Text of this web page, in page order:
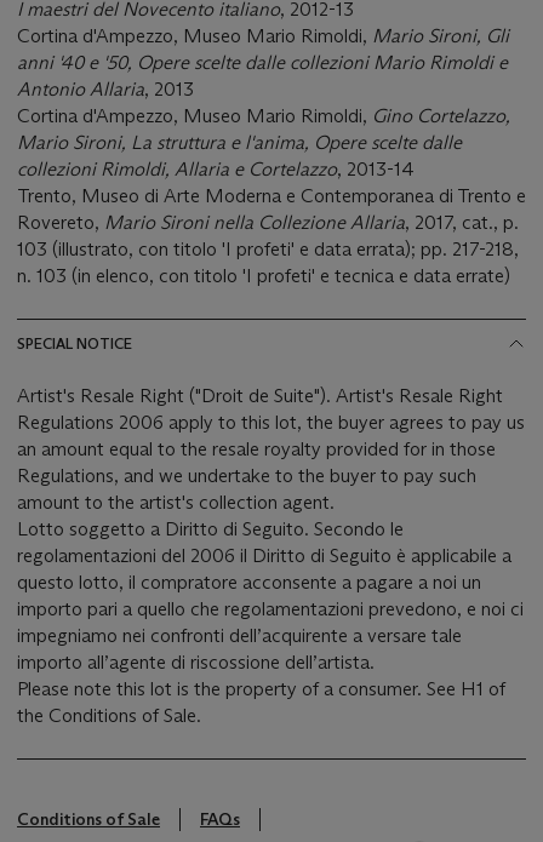
I maestri del Novecento italiano, 2012-13
Cortina d'Ampezzo, Museo Mario Rimoldi, Mario Sironi, Gli
anni '40 e '50, Opere scelte dalle collezioni Mario Rimoldi e
Antonio Allaria, 2013
Cortina d'Ampezzo, Museo Mario Rimoldi, Gino Cortelazzo,
Mario Sironi, La struttura e l'anima, Opere scelte dalle
collezioni Rimoldi, Allaria e Cortelazzo, 2013-14
Trento, Museo di Arte Moderna e Contemporanea di Trento e
Rovereto, Mario Sironi nella Collezione Allaria, 2017, cat., p.
103 (illustrato, con titolo 'I profeti' e data errata); pp. 217-218,
n. 103 (in elenco, con titolo 'I profeti' e tecnica e data errate)
SPECIAL NOTICE
Artist's Resale Right ("Droit de Suite"). Artist's Resale Right
Regulations 2006 apply to this lot, the buyer agrees to pay us
an amount equal to the resale royalty provided for in those
Regulations, and we undertake to the buyer to pay such
amount to the artist's collection agent.
Lotto soggetto a Diritto di Seguito. Secondo le
regolamentazioni del 2006 il Diritto di Seguito è applicabile a
questo lotto, il compratore acconsente a pagare a noi un
importo pari a quello che regolamentazioni prevedono, e noi ci
impegniamo nei confronti dell’acquirente a versare tale
importo all’agente di riscossione dell’artista.
Please note this lot is the property of a consumer. See H1 of
the Conditions of Sale.
Conditions of Sale
FAQs